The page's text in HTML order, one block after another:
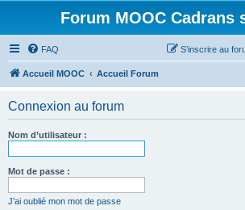
Forum MOOC Cadrans
FAQ S’inscrire au
Accueil MOOC Accueil Forum
Connexion au forum
Nom d’utilisateur :
Mot de passe :
J’ai oublié mon mot de passe